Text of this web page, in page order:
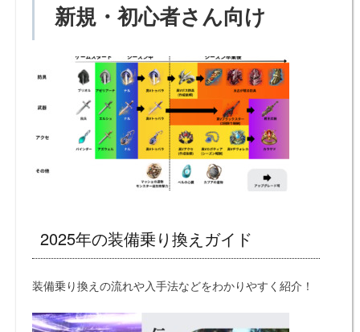
新規・初心者さん向け
2025年の装備乗り換えガイド
装備乗り換えの流れや入手法などをわかりやすく紹介！